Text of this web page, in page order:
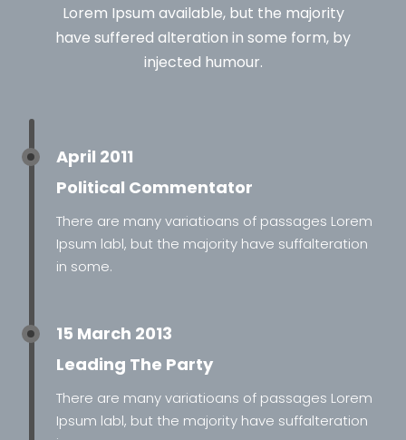
Lorem Ipsum available, but the majority
have suffered alteration in some form, by
injected humour.
April 2011
Political Commentator
There are many variatioans of passages Lorem
Ipsum labl, but the majority have suffalteration
in some.
15 March 2013
Leading The Party
There are many variatioans of passages Lorem
Ipsum labl, but the majority have suffalteration